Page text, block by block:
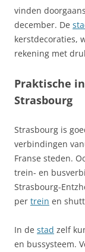
vinden doorgaans
december. De
kerstdecoraties,
rekening met
Praktische
Strasbourg
Strasbourg is
verbindingen
Franse steden.
trein- en
Strasbourg-
per trein en
In de stad zelf
en bussysteem.